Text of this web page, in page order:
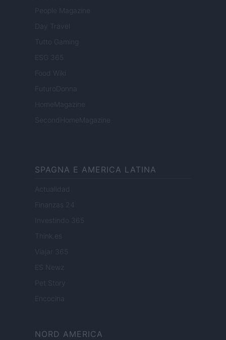
People Magazine
Day Travel
Tutto Gaming
ESG 365
Food Wiki
FuturoDonna
HomeMagazine
SecondHomeMagazine
SPAGNA E AMERICA LATINA
Actualidad
Finanzas 24
Investindo 365
Viajar 365
ES Newz
Pet Story
Encocina
NORD AMERICA